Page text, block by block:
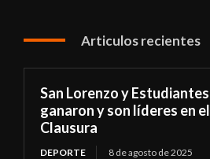
Articulos recientes
San Lorenzo y Estudiantes
ganaron y son líderes en el
Clausura
DEPORTE 8 de agosto de 2025